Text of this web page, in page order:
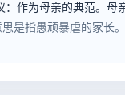
：作为母亲的典范。母
是指愚顽暴虐的家长。